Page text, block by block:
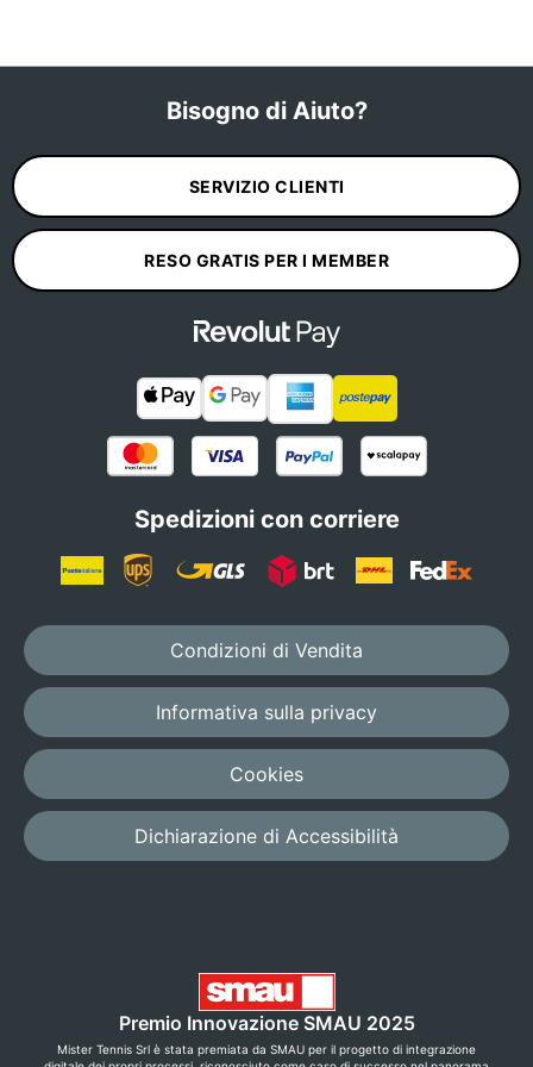
Bisogno di Aiuto?
SERVIZIO CLIENTI
RESO GRATIS PER I MEMBER
Spedizioni con corriere
Condizioni di Vendita
Informativa sulla privacy
Cookies
Dichiarazione di Accessibilità
Premio Innovazione SMAU 2025
Mister Tennis Srl è stata premiata da SMAU per il progetto di integrazione